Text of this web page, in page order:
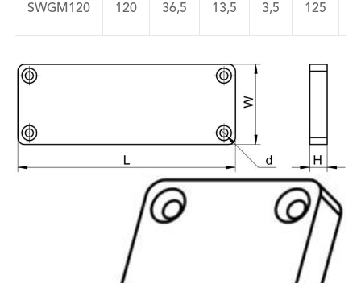
SWGM120 120 36,5 13,5 3,5 125